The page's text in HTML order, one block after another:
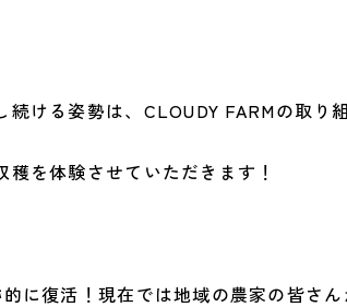
ける姿勢は、CLOUDY FARMの取り
を体験させていただきます！
に復活！現在では地域の農家の皆さ